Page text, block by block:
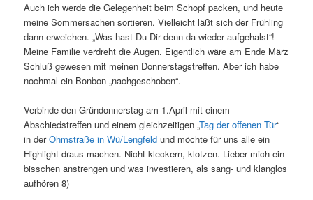
Auch ich werde die Gelegenheit beim Schopf packen, und heute
meine Sommersachen sortieren. Vielleicht läßt sich der Frühling
dann erweichen. „Was hast Du Dir denn da wieder aufgehalst“!
Meine Familie verdreht die Augen. Eigentlich wäre am Ende März
Schluß gewesen mit meinen Donnerstagstreffen. Aber ich habe
nochmal ein Bonbon „nachgeschoben“.
Verbinde den Gründonnerstag am 1.April mit einem
Abschiedstreffen und einem gleichzeitigen „Tag der offenen Tür“
in derOhmstraße in Wü/Lengfeld und möchte für uns alle ein
Highlight draus machen. Nicht kleckern, klotzen. Lieber mich ein
bisschen anstrengen und was investieren, als sang- und klanglos
aufhören 8)